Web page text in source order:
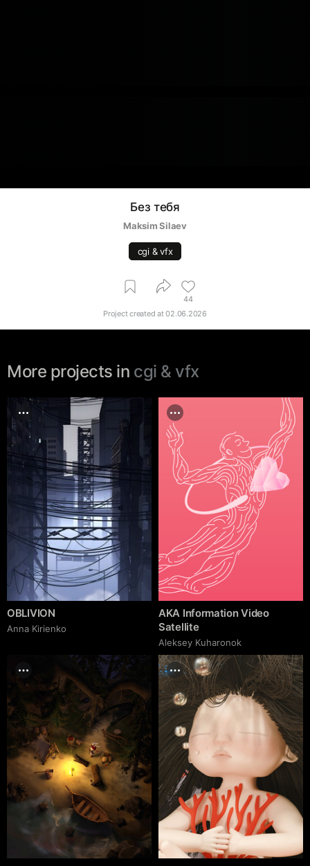
Без тебя
Maksim Silaev
cgi & vfx
44
Project created at02.06.2026
More projects in cgi & vfx
OBLIVION
Anna Kirienko
AKA Information Video
Satellite
Aleksey Kuharonok